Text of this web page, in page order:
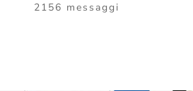
2156 messaggi